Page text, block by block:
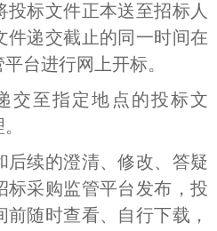
标文件正本送至招标人
件递交截止的同一时间在
台进行网上开标。
交至指定地点的投标文
后续的澄清、修改、答疑
标采购监管平台发布，投
随时查看、自行下载，